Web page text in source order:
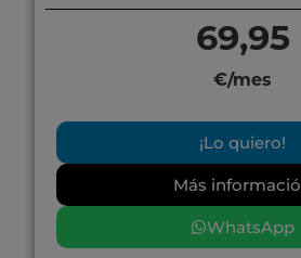
69,95
€/mes
¡Lo quiero!
Más
WhatsApp